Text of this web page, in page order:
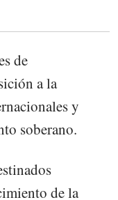
de
a la
y
soberano.
de la